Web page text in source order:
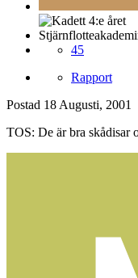
45
Rapport
Postad 18 Augusti, 2001
TOS: De är bra skådisar